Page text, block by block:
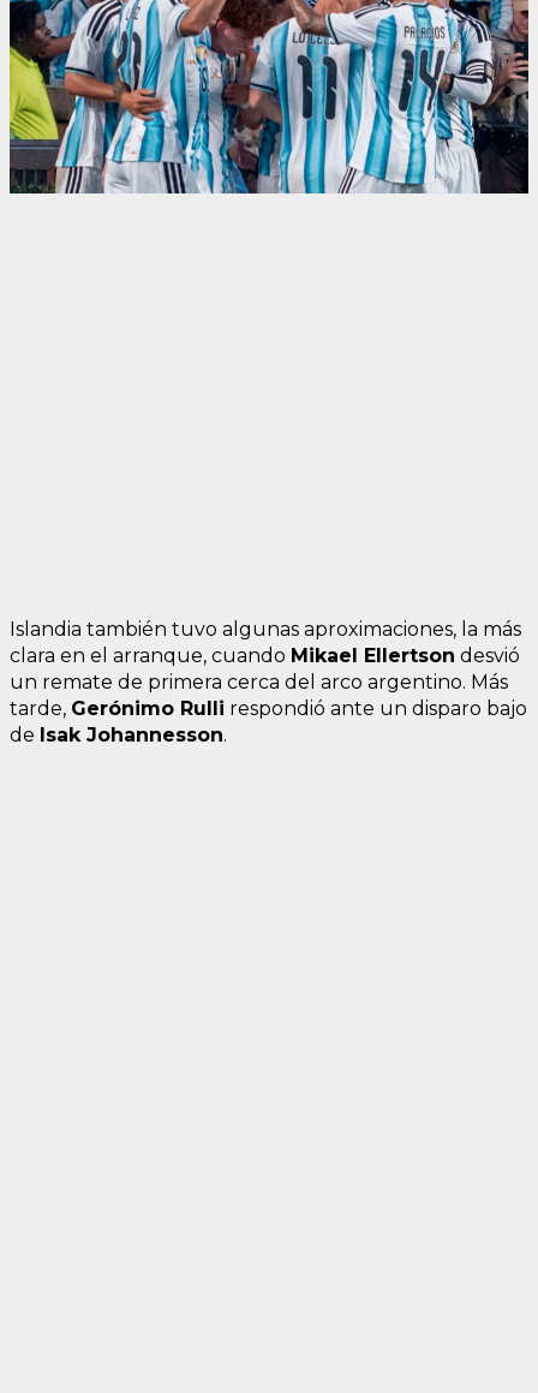
Islandia también tuvo algunas aproximaciones, la más
clara en el arranque, cuando Mikael Ellertson desvió
un remate de primera cerca del arco argentino. Más
tarde, Gerónimo Rulli respondió ante un disparo bajo
de Isak Johannesson.